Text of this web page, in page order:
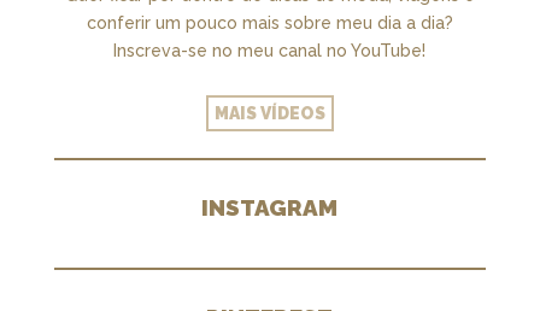
conferir um pouco mais sobre meu dia a dia?
Inscreva-se no meu canal no YouTube!
MAIS VÍDEOS
INSTAGRAM